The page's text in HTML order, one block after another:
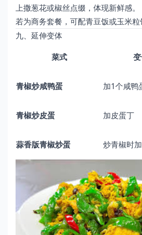
上撒葱花或椒丝点缀，体现新鲜感。
若为商务套餐，可配青豆饭或玉米粒
九、延伸变体
菜式
青椒炒咸鸭蛋 加1个咸鸭
青椒炒皮蛋 加皮蛋丁
蒜香版青椒炒蛋 炒青椒时